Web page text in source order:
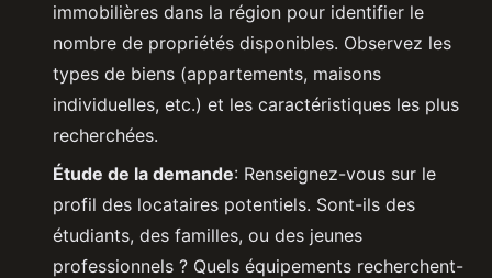
immobilières dans la région pour identifier le
nombre de propriétés disponibles. Observez les
types de biens (appartements, maisons
individuelles, etc.) et les caractéristiques les plus
recherchées.
Étude de la demande: Renseignez-vous sur le
profil des locataires potentiels. Sont-ils des
étudiants, des familles, ou des jeunes
professionnels ? Quels équipements recherchent-